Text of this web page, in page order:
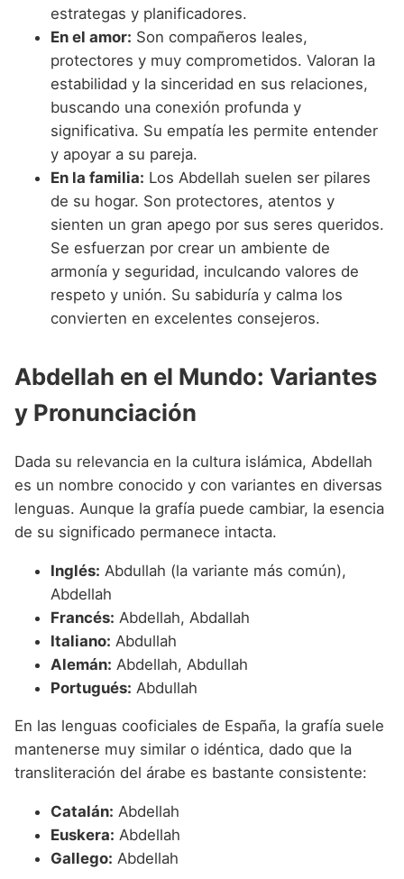
estrategas y planificadores.
En el amor: Son compañeros leales,
protectores y muy comprometidos. Valoran la
estabilidad y la sinceridad en sus relaciones,
buscando una conexión profunda y
significativa. Su empatía les permite entender
y apoyar a su pareja.
En la familia: Los Abdellah suelen ser pilares
de su hogar. Son protectores, atentos y
sienten un gran apego por sus seres queridos.
Se esfuerzan por crear un ambiente de
armonía y seguridad, inculcando valores de
respeto y unión. Su sabiduría y calma los
convierten en excelentes consejeros.
Abdellah en el Mundo: Variantes
y Pronunciación
Dada su relevancia en la cultura islámica, Abdellah
es un nombre conocido y con variantes en diversas
lenguas. Aunque la grafía puede cambiar, la esencia
de su significado permanece intacta.
Inglés: Abdullah (la variante más común),
Abdellah
Francés: Abdellah, Abdallah
Italiano: Abdullah
Alemán: Abdellah, Abdullah
Portugués: Abdullah
En las lenguas cooficiales de España, la grafía suele
mantenerse muy similar o idéntica, dado que la
transliteración del árabe es bastante consistente:
Catalán: Abdellah
Euskera: Abdellah
Gallego: Abdellah